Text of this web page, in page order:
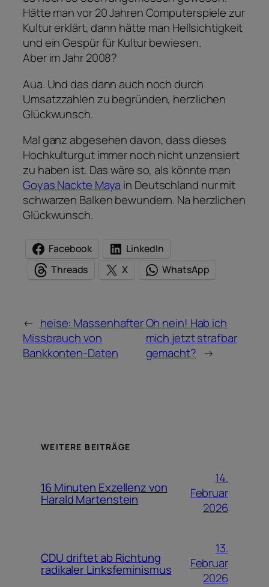
Hätte man vor 20 Jahren Computerspiele zur
Kultur erklärt, dann hätte man Hellsichtigkeit
und ein Gespür für Kultur bewiesen.
Aber im Jahr 2008?
Aua. Und das dann auch noch durch
Umsatzzahlen zu begründen, herzlichen
Glückwunsch.
Mal ganz abgesehen davon, dass dieses
Hochkulturgut immer noch nicht unzensiert
zu haben ist. Das wäre so, als könnte man
Goyas Nackte Maya in Deutschland nur mit
schwarzen Balken bewundern. Na herzlichen
Glückwunsch.
Facebook
LinkedIn
Threads
X WhatsApp
← heise: Massenhafter
Missbrauch von
Bankkonten-Daten
Oh nein! Hab ich
mich jetzt strafbar
gemacht? →
WEITERE BEITRÄGE
16 Minuten Exzellenz von
Harald Martenstein
14.
Februar
2026
CDU driftet ab Richtung
radikaler Linksfeminismus
13.
Februar
2026